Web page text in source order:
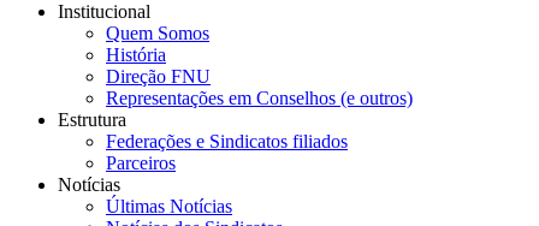
Institucional
Quem Somos
História
Direção FNU
Representações em Conselhos (e outros)
Estrutura
Federações e Sindicatos filiados
Parceiros
Notícias
Últimas Notícias